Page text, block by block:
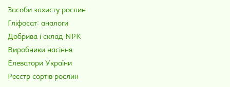
Засоби захисту рослин
Гліфосат: аналоги
Добрива і склад NPK
Виробники насіння
Елеватори України
Реєстр сортів рослин